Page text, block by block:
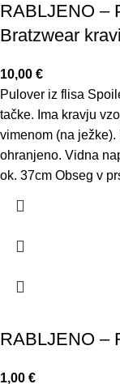
RABLJENO –
Bratzwear
10,00 €
Pulover iz flisa
tačke. Ima kravju
vimenom (na
ohranjeno. Vidna
ok. 37cm Obseg v
RABLJENO –
1,00 €